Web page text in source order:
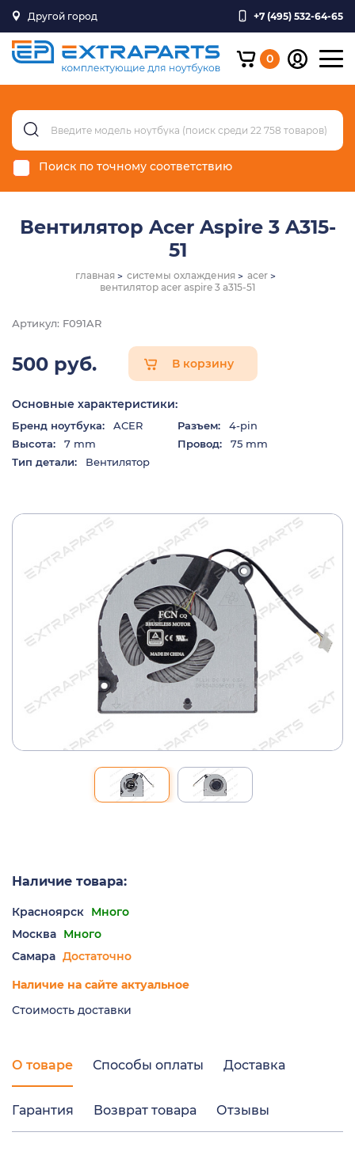
Другой город +7 (495) 532-64-65
0
Поиск по точному соответствию
Вентилятор Acer Aspire 3 A315-
51
главная системы охлаждения
acer
вентилятор acer aspire 3 a315-51
Артикул: F091AR
500 руб. В корзину
Основные характеристики:
Бренд ноутбука: ACER Разъем:
4-pin
Высота:
7 mm Провод:
75 mm
Тип детали:
Вентилятор
Наличие товара:
Красноярск Много
Москва Много
Самара Достаточно
Наличие на сайте актуальное
Стоимость доставки
О товаре Способы оплаты Доставка
Гарантия Возврат товара Отзывы